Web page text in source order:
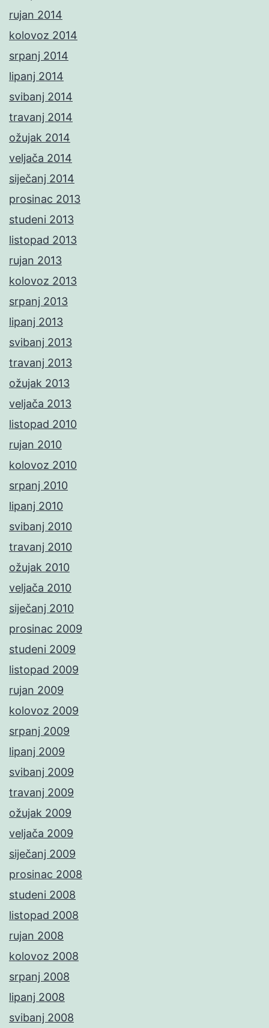
rujan 2014
kolovoz 2014
srpanj 2014
lipanj 2014
svibanj 2014
travanj 2014
ožujak 2014
veljača 2014
siječanj 2014
prosinac 2013
studeni 2013
listopad 2013
rujan 2013
kolovoz 2013
srpanj 2013
lipanj 2013
svibanj 2013
travanj 2013
ožujak 2013
veljača 2013
listopad 2010
rujan 2010
kolovoz 2010
srpanj 2010
lipanj 2010
svibanj 2010
travanj 2010
ožujak 2010
veljača 2010
siječanj 2010
prosinac 2009
studeni 2009
listopad 2009
rujan 2009
kolovoz 2009
srpanj 2009
lipanj 2009
svibanj 2009
travanj 2009
ožujak 2009
veljača 2009
siječanj 2009
prosinac 2008
studeni 2008
listopad 2008
rujan 2008
kolovoz 2008
srpanj 2008
lipanj 2008
svibanj 2008